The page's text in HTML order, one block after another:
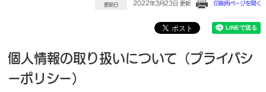
更新日 2022年3月23日 更新 印刷用ページを開く
個人情報の取り扱いについて（プライバシ
ーポリシー）